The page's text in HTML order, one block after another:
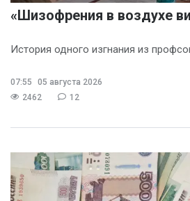
«Шизофрения в воздухе
История одного изгнания из
07:55
05 августа 2026
2462
12